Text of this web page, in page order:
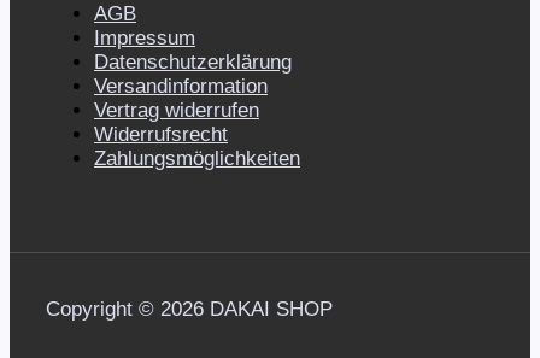
AGB
Impressum
Datenschutzerklärung
Versandinformation
Vertrag widerrufen
Widerrufsrecht
Zahlungsmöglichkeiten
Copyright © 2026 DAKAI SHOP